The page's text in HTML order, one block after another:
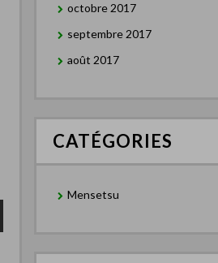
octobre 2017
septembre 2017
août 2017
CATÉGORIES
Mensetsu